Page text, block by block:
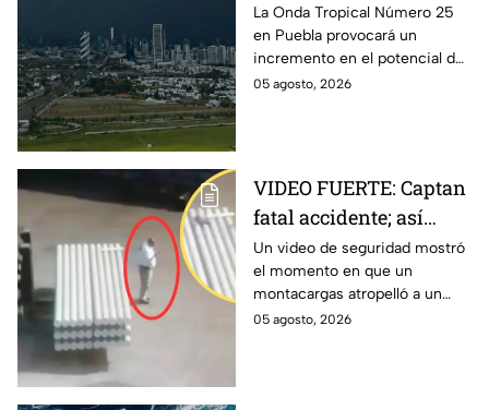
generar tormentas en
Puebla: Pronóstico de
lluvias y riesgos
La Onda Tropical Número 25
en Puebla provocará un
incremento en el potencial de
lluvias en los próximos días,
05 agosto, 2026
VIDEO FUERTE: Captan
fatal accidente; así
montacargas atropelló
a trabajador distraído
en su celular
Un video de seguridad mostró
el momento en que un
montacargas atropelló a un
trabajador dentro de una planta
05 agosto, 2026